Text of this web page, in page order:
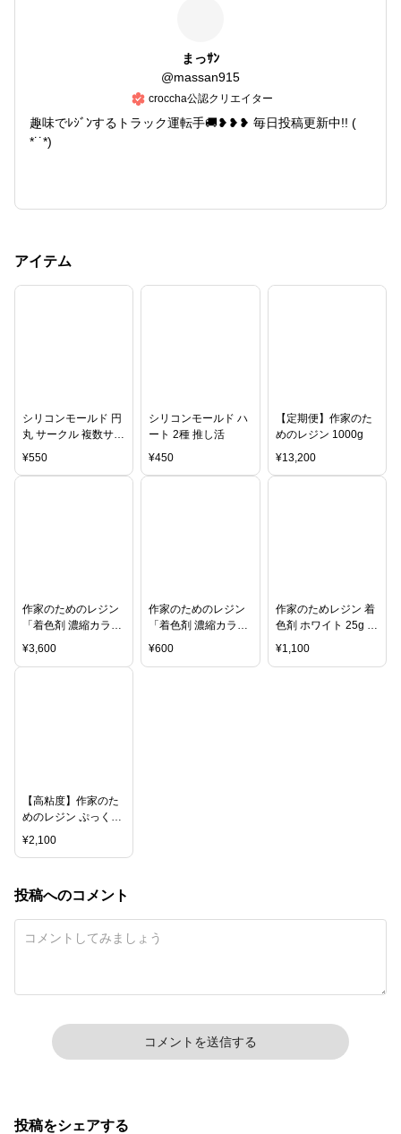
まっｻﾝ
@massan915
croccha公認クリエイター
趣味でﾚｼﾞﾝするトラック運転手🚚❥❥❥ 毎日投稿更新中!! (
*˙˙*)
アイテム
シリコンモールド 円
丸 サークル 複数サイ
ズ フラット 平丸 プ
¥550
シリコンモールド ハ
ート 2種 推し活
¥450
【定期便】作家のた
めのレジン 1000g
¥13,200
作家のためのレジン
「着色剤 濃縮カラー
レジン10g スイーツ
カラー6色」セット
¥3,600
作家のためのレジン
「着色剤 濃縮カラー
レジン10g 定番12
¥600
作家のためレジン 着
色剤 ホワイト 25g 大
容量
¥1,100
【高粘度】作家のた
めのレジン ぷっくり
¥2,100
投稿へのコメント
コメントを送信する
投稿をシェアする